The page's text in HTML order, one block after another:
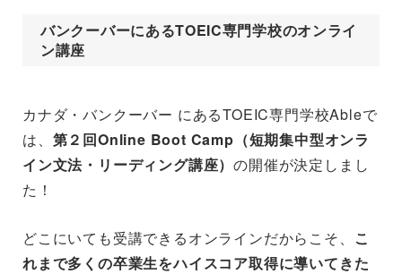
バンクーバーにあるTOEIC専門学校のオンライ
ン講座
カナダ・バンクーバー にあるTOEIC専門学校Ableで
は、 第２回Online Boot Camp（短期集中型オンラ
イン文法・リーディング講座）の開催が決定しまし
た！
どこにいても受講できるオンラインだからこそ、
こ
れまで多くの卒業生をハイスコア取得に導いてきた